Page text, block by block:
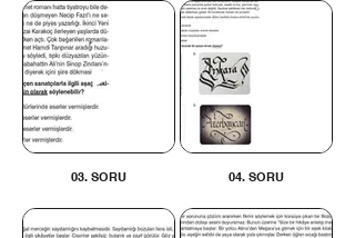
03. SORU 04. SORU